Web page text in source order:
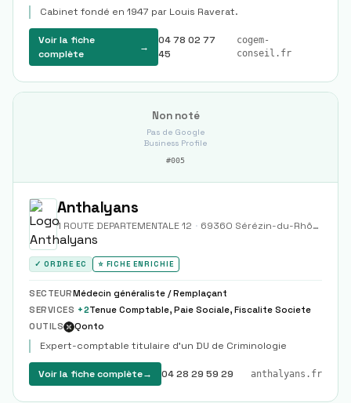
Cabinet fondé en 1947 par Louis Raverat.
Voir la fiche
complète
→
04 78 02 77
45
cogem-
conseil.fr
Non noté
Pas de Google
Business Profile
#005
Anthalyans
1 ROUTE DEPARTEMENTALE 12 · 69360 Sérézin-du-Rhône
✓ ORDRE EC ⭐ FICHE ENRICHIE
SECTEURMédecin généraliste / Remplaçant
SERVICES +2Tenue Comptable, Paie Sociale, Fiscalite Societe
OUTILS
Qonto
Expert-comptable titulaire d'un DU de Criminologie
Voir la fiche complète→ 04 28 29 59 29 anthalyans.fr